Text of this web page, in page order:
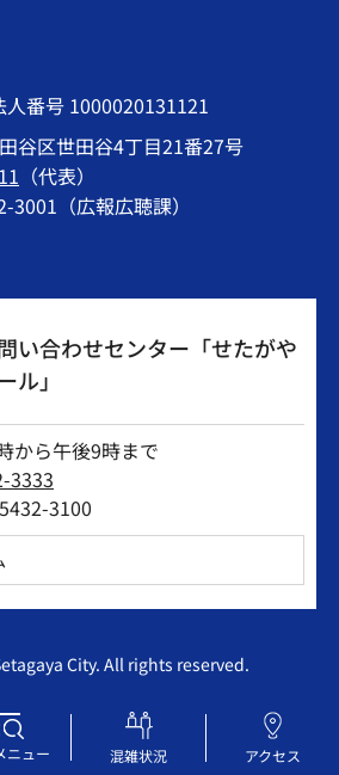
ニュー 混雑状況 アクセス
人番号 1000020131121
谷区世田谷4丁目21番27号
（代表）
（広報広聴課）
い合わせセンター「せたがや
ル」
ら午後9時まで
3333
3100
City. All rights reserved.